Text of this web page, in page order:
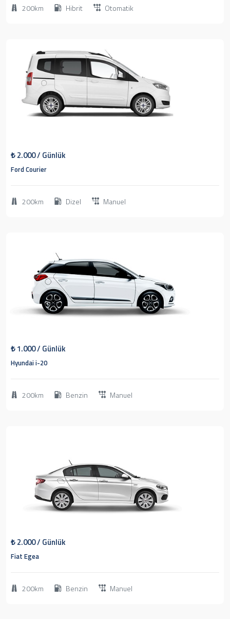
200km Hibrit Otomatik
₺2.000/ Günlük
Ford Courier
200km Dizel Manuel
₺1.000/ Günlük
Hyundai i-20
200km Benzin Manuel
₺2.000/ Günlük
Fiat Egea
200km Benzin Manuel